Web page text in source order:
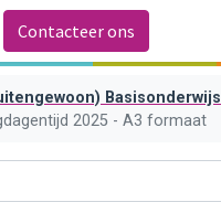
Contacteer ons
Basisonderwijs
2025 - A3 formaat